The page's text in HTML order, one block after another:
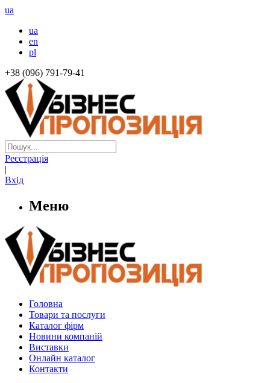
ua
ua
en
pl
+38 (096) 791-79-41
Реєстрація
|
Вхід
Меню
Головна
Товари та послуги
Каталог фірм
Новини компаній
Виставки
Онлайн каталог
Контакти